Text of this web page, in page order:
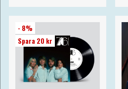
- 8%
Spara 20 kr